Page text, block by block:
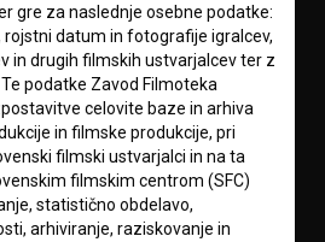
gre za naslednje osebne podatke:
rojstni datum in fotografije igralcev,
in drugih filmskih ustvarjalcev ter z
podatke Zavod Filmoteka
celovite baze in arhiva
in filmske produkcije, pri
filmski ustvarjalci in na ta
filmskim centrom (SFC)
statistično obdelavo,
arhiviranje, raziskovanje in